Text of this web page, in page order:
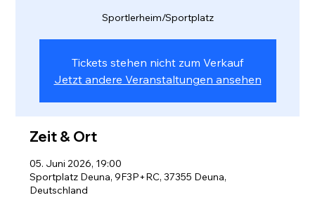
Sportlerheim/Sportplatz
Tickets stehen nicht zum Verkauf
Jetzt andere Veranstaltungen ansehen
Zeit & Ort
05. Juni 2026, 19:00
Sportplatz Deuna, 9F3P+RC, 37355 Deuna,
Deutschland